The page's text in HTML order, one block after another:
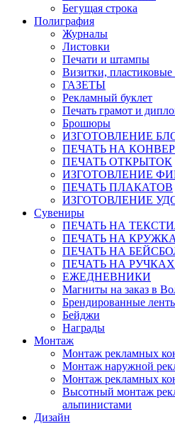
Бегущая строка
Полиграфия
Журналы
Листовки
Печати и штампы
Визитки,
ГАЗЕТЫ
Рекламный буклет
Печать грамот и
Брошюры
ИЗГОТОВЛЕНИЕ
ПЕЧАТЬ НА
ПЕЧАТЬ ОТКРЫТОК
ИЗГОТОВЛЕНИЕ
ПЕЧАТЬ ПЛАКАТОВ
ИЗГОТОВЛЕНИЕ
Сувениры
ПЕЧАТЬ НА
ПЕЧАТЬ НА
ПЕЧАТЬ НА
ПЕЧАТЬ НА
ЕЖЕДНЕВНИКИ
Магниты на заказ в
Брендированные
Бейджи
Награды
Монтаж
Монтаж рекламных
Монтаж наружной
Монтаж рекламных
Высотный монтаж
альпинистами
Дизайн